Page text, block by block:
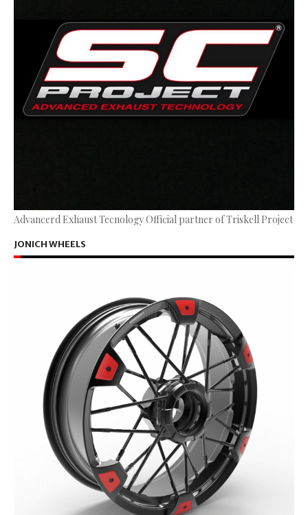
Advancerd Exhaust Tecnology Official partner of Triskell Project
JONICH WHEELS